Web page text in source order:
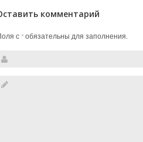
комментарий
с *обязательны для заполнения.